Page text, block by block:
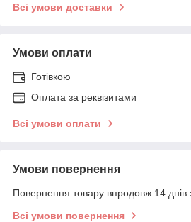
Всі умови доставки
Умови оплати
Готівкою
Оплата за реквізитами
Всі умови оплати
Умови повернення
Повернення товару впродовж 14 днів
Всі умови повернення